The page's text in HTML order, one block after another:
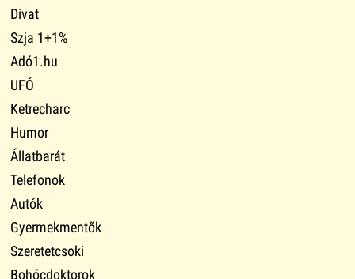
Divat
Szja 1+1%
Adó1.hu
UFÓ
Ketrecharc
Humor
Állatbarát
Telefonok
Autók
Gyermekmentők
Szeretetcsoki
Bohócdoktorok